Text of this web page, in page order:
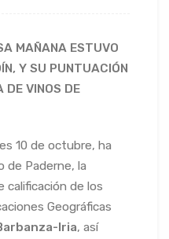
MAÑANA ESTUVO
Y SU PUNTUACIÓN
DE VINOS DE
10 de octubre, ha
de Paderne, la
calificación de los
Geográficas
Iria, así